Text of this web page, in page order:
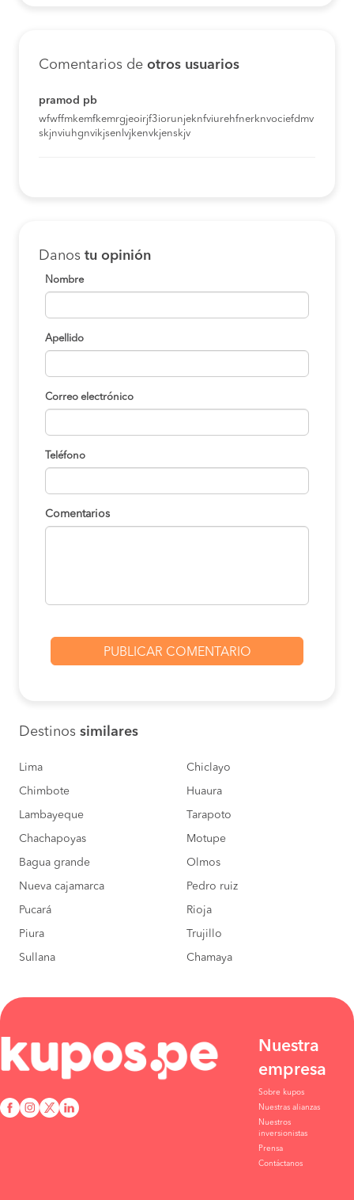
Rioja a Moyobamba
Chiclayo a Moyobamba S/120
COMPRAR
Lambayeque a
S/120
COMPRAR
Motupe a Moyobamba S/120
Tarapoto a Moyobamba
Chiclayo a Moyobamba
COMPRAR
Olmos a Moyobamba
Pucará a Moyobamba
COMPRAR
Comentarios de otros usuarios
pramod pb
wfwffmkemfkemrgjeoirjf3iorunjeknfviurehfnerknvociefdmv
skjnviuhgnvikjsenlvjkenvkjenskjv
Danos tu opinión
Nombre
Apellido
Correo electrónico
Teléfono
Comentarios
Destinos similares
Lima Chiclayo
Chimbote Huaura
Lambayeque Tarapoto
Chachapoyas Motupe
Bagua grande Olmos
Nueva cajamarca Pedro ruiz
Pucará Rioja
Piura Trujillo
Sullana Chamaya
Nuestra
empresa
Sobre kupos
Nuestras alianzas
Nuestros
inversionistas
Prensa
Contáctanos